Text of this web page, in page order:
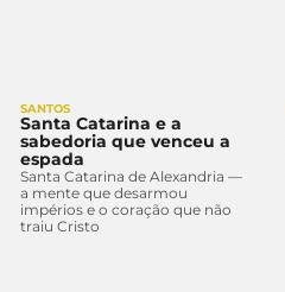
SANTOS
Santa Catarina e a
sabedoria que venceu a
espada
Santa Catarina de Alexandria —
a mente que desarmou
impérios e o coração que não
traiu Cristo